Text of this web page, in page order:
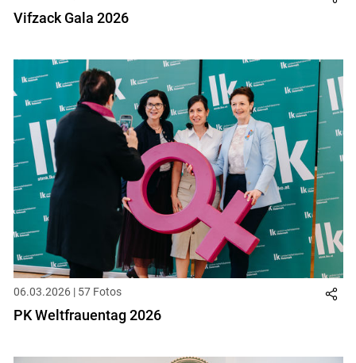
Vifzack Gala 2026
06.03.2026 | 57 Fotos
PK Weltfrauentag 2026